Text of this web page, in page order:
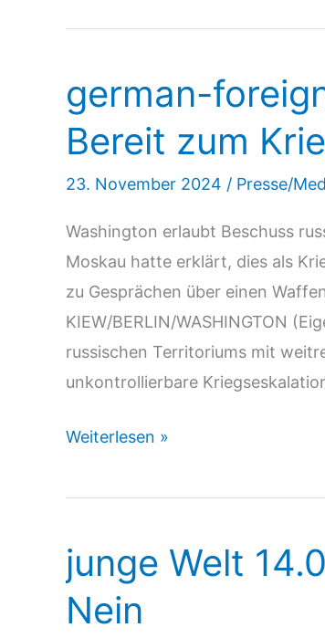
13.02.25:
gegen
Ukraine:
Soll
Deutschland
Waffen
liefern?
german-
Bereit zum
23. November 2024 / Presse/
Washington erlaubt Beschuss
Moskau hatte erklärt, dies als
zu Gesprächen über einen
KIEW/BERLIN/WASHINGTON
russischen Territoriums mit
unkontrollierbare
german-
polica.com
Bereit
zum
Kriegseintritt
Weiterlesen »
junge Welt
Nein